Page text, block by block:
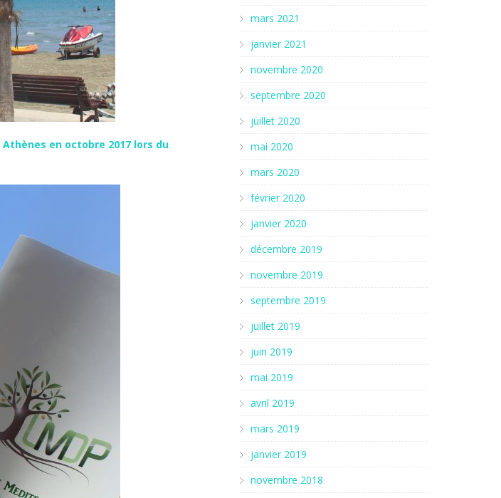
Athènes en octobre 2017 lors du
mars 2021
janvier 2021
novembre 2020
septembre 2020
juillet 2020
mai 2020
mars 2020
février 2020
janvier 2020
décembre 2019
novembre 2019
septembre 2019
juillet 2019
juin 2019
mai 2019
avril 2019
mars 2019
janvier 2019
novembre 2018